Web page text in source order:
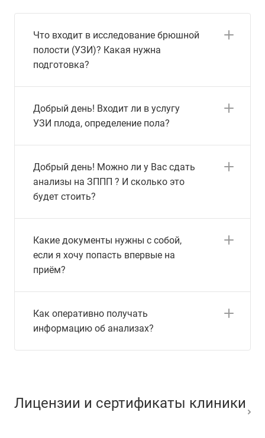
Что входит в исследование брюшной
полости (УЗИ)? Какая нужна
подготовка?
Добрый день! Входит ли в услугу
УЗИ плода, определение пола?
Добрый день! Можно ли у Вас сдать
анализы на ЗППП ? И сколько это
будет стоить?
Какие документы нужны с собой,
если я хочу попасть впервые на
приём?
Как оперативно получать
информацию об анализах?
Лицензии и сертификаты клиники